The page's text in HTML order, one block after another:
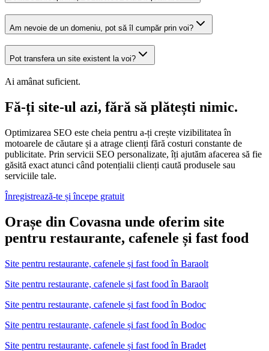
Am nevoie de un domeniu, pot să îl cumpăr prin voi?
Pot transfera un site existent la voi?
Ai amânat suficient.
Fă-ți site-ul azi, fără să plătești nimic.
Optimizarea SEO este cheia pentru a-ți crește vizibilitatea în
motoarele de căutare și a atrage clienți fără costuri constante de
publicitate. Prin servicii SEO personalizate, îți ajutăm afacerea să fie
găsită exact atunci când potențialii clienți caută produsele sau
serviciile tale.
Înregistrează-te și începe gratuit
Orașe din Covasna unde oferim site
pentru restaurante, cafenele și fast food
Site pentru restaurante, cafenele și fast food în Baraolt
Site pentru restaurante, cafenele și fast food în Baraolt
Site pentru restaurante, cafenele și fast food în Bodoc
Site pentru restaurante, cafenele și fast food în Bodoc
Site pentru restaurante, cafenele și fast food în Bradet